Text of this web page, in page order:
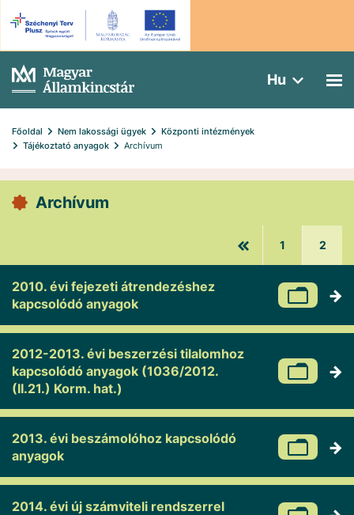
Hu
Főoldal Nem lakossági ügyek
Központi intézmények
Tájékoztató anyagok
Archívum
Archívum
1 2
2010. évi fejezeti átrendezéshez
kapcsolódó anyagok
2012-2013. évi beszerzési tilalomhoz
kapcsolódó anyagok (1036/2012.
(II.21.) Korm. hat.)
2013. évi beszámolóhoz kapcsolódó
anyagok
2014. évi új számviteli rendszerrel